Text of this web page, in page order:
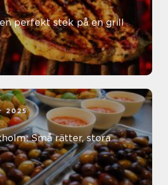
perfekt stek på en grill
2025
Små rätter, stora